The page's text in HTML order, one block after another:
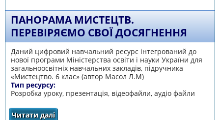
ПАНОРАМА МИСТЕЦТВ.
ПЕРЕВІРЯЄМО СВОЇ ДОСЯГНЕННЯ
Даний цифровий навчальний ресурс інтегрований до
нової програми Міністерства освіти і науки України для
загальноосвітніх навчальних закладів, підручника
«Мистецтво. 6 клас» (автор Масол Л.М)
Тип ресурсу:
Розробка уроку, презентація, відеофайли, аудіо файли
Читати далі